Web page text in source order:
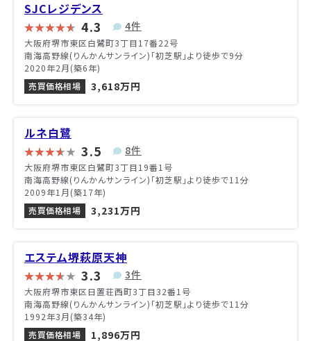
SJCレジデンス
4.3 4件
大阪府堺市東区白鷺町3丁目17番22号
南海高野線(りんかんサンライン)「初芝駅」より徒歩で9分
2020年2月(築6年)
売買価格相場
3,618万円
ルネ白鷺
3.5 8件
大阪府堺市東区白鷺町3丁目19番1号
南海高野線(りんかんサンライン)「初芝駅」より徒歩で11分
2009年1月(築17年)
売買価格相場
3,231万円
エステム堺萩原天神
3.3 3件
大阪府堺市東区日置荘西町3丁目32番1号
南海高野線(りんかんサンライン)「初芝駅」より徒歩で11分
1992年3月(築34年)
売買価格相場
1,896万円